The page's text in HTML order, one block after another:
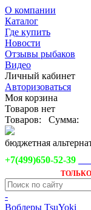
О компании
Каталог
Где купить
Новости
Отзывы рыбаков
Видео
Личный кабинет
Авторизоваться
Моя корзина
Товаров нет
Товаров:
Сумма:
бюджетная
+7(499)650-52-39
ТОЛЬКО
-
Воблеры TsuYoki